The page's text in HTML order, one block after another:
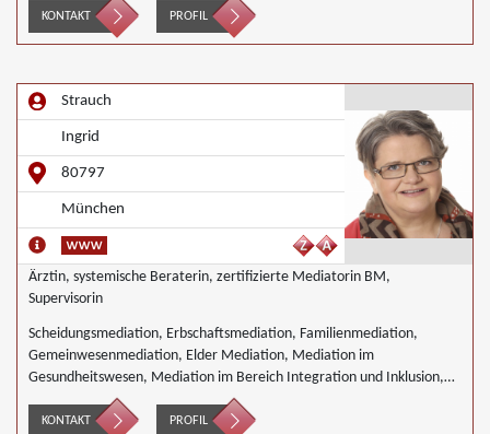
KONTAKT PROFIL
Strauch
Ingrid
80797
München
Ärztin, systemische Beraterin, zertifizierte Mediatorin BM,
Supervisorin
Scheidungsmediation, Erbschaftsmediation, Familienmediation,
Gemeinwesenmediation, Elder Mediation, Mediation im
Gesundheitswesen, Mediation im Bereich Integration und Inklusion,
Innerbetriebliche Mediation, Mediation von Generationskonflikten,
Mediation im öffentlichen Bereich, Mediation bei Team- und
KONTAKT PROFIL